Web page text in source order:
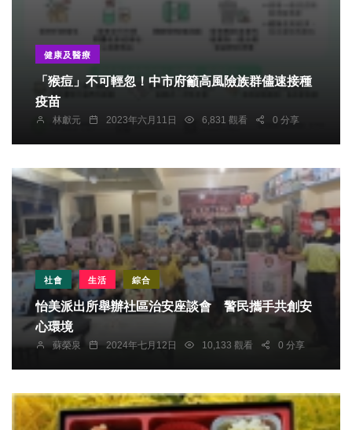
健康及醫療
「猴痘」不可輕忽！中市府籲高風險族群儘速接種
疫苗
林獻元 2023年六月11日 6,831 觀看 0 分享
社會 生活 綜合
怡美派出所舉辦社區治安座談會 警民攜手共創安
心環境
蘇榮泉 2024年七月12日 10,133 觀看 0 分享